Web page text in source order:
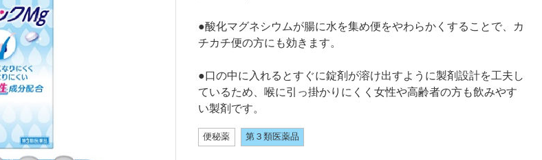
●酸化マグネシウムが腸に水を集め便をやわらかくすることで、カ
チカチ便の方にも効きます。
●口の中に入れるとすぐに錠剤が溶け出すように製剤設計を工夫し
ているため、喉に引っ掛かりにくく女性や高齢者の方も飲みやす
い製剤です。
便秘薬 第３類医薬品